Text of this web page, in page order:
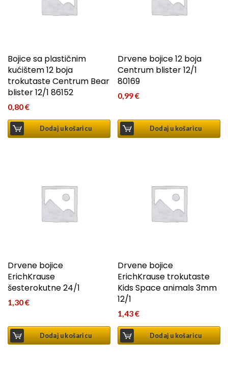
Bojice sa plastičnim
kućištem 12 boja
trokutaste Centrum Bear
blister 12/1 86152
0,80€
Dodaj u košaricu
Drvene bojice 12 boja
Centrum blister 12/1
80169
0,99€
Dodaj u košaricu
Drvene bojice
ErichKrause
šesterokutne 24/1
1,30€
Dodaj u košaricu
Drvene bojice
ErichKrause trokutaste
Kids Space animals 3mm
12/1
1,43€
Dodaj u košaricu